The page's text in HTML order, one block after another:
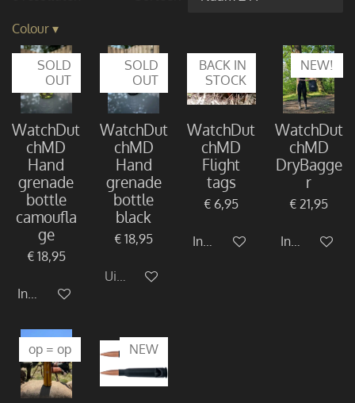
Colour ▾
SOLD
OUT
WatchDut
chMD
Hand
grenade
bottle
camoufla
ge
€ 18,95
In winkelwagen
SOLD
OUT
WatchDut
chMD
Hand
grenade
bottle
black
€ 18,95
Uitverkocht
BACK IN
STOCK
WatchDut
chMD
Flight
tags
€ 6,95
In winkelwagen
NEW!
WatchDut
chMD
DryBagge
r
€ 21,95
In
op = op NEW